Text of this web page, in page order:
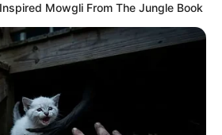
Mowgli From The Jungle Book